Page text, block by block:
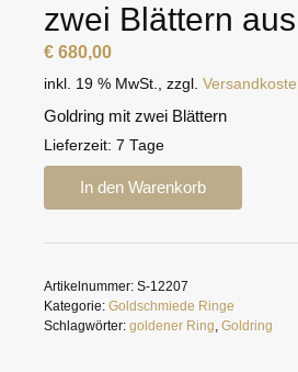
zwei Blättern
€ 680,00
inkl. 19 % MwSt. zzgl.
Goldring mit zwei Blättern
Lieferzeit: 7 Tage
mit
Blättern
aus
In den Warenkorb
Artikelnummer: S-12207
Kategorie: Goldschmiede Ringe
Schlagwörter: goldener Ring Goldring